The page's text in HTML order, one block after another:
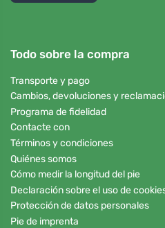
Todo sobre la compra
Transporte y pago
Cambios, devoluciones y
Programa de fidelidad
Contacte con
Términos y condiciones
Quiénes somos
Cómo medir la longitud del pie
Declaración sobre el uso de
Protección de datos personales
Pie de imprenta